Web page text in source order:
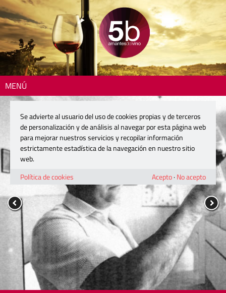
MENÚ
Se advierte al usuario del uso de cookies propias y de terceros
de personalización y de análisis al navegar por esta página web
para mejorar nuestros servicios y recopilar información
estrictamente estadística de la navegación en nuestro sitio
web.
Política de cookies
Acepto· No acepto